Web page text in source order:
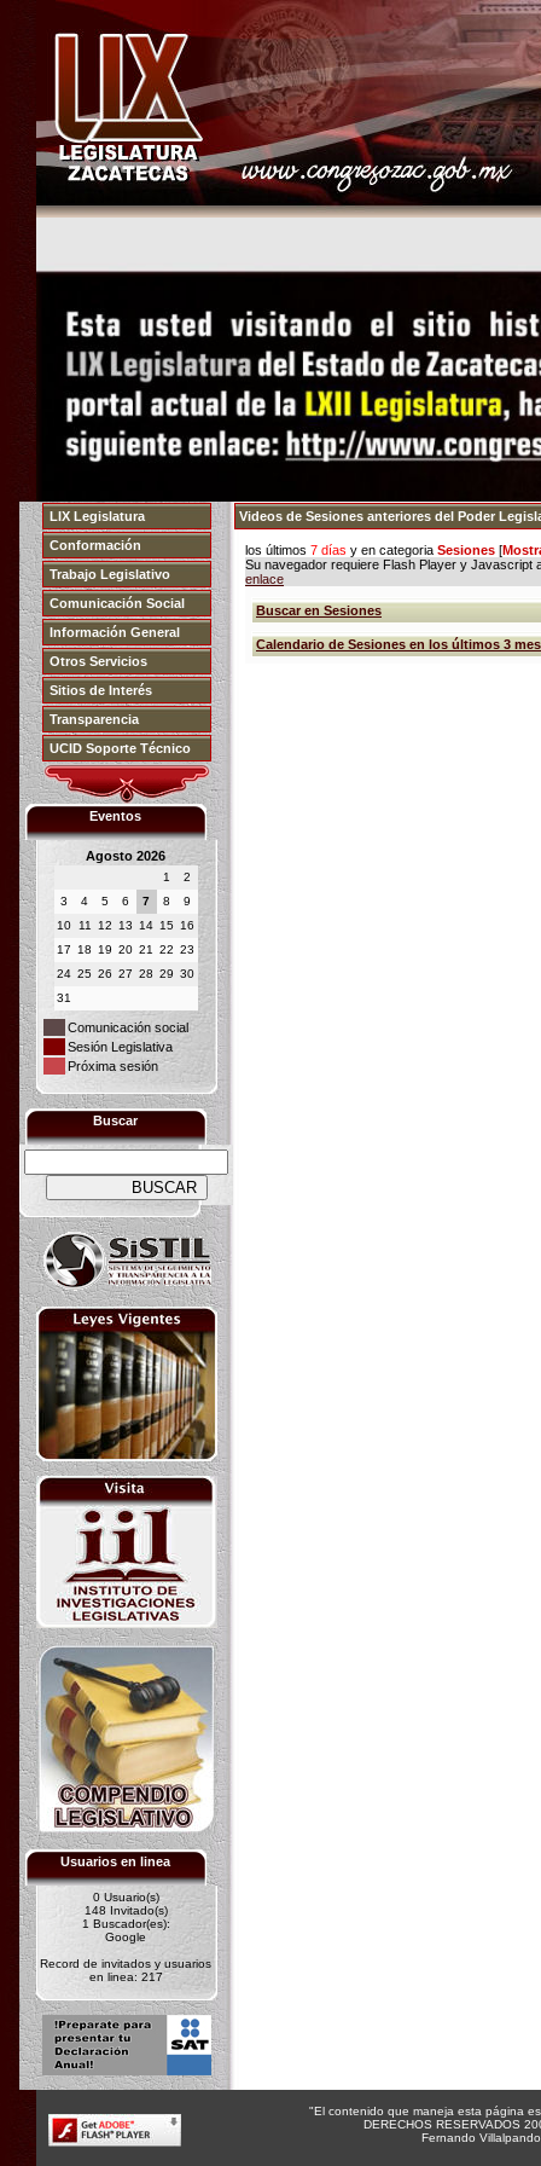
LIX Legislatura
Conformación
Trabajo Legislativo
Comunicación Social
Información General
Otros Servicios
Sitios de Interés
Transparencia
UCID Soporte Técnico
Eventos
Agosto 2026
1
2
3
4 5 6 7 8
9
10
11 12 13 14 15 16
17
18 19 20 21 22 23
24 25 26 27 28 29 30
31
Comunicación social
Sesión Legislativa
Próxima sesión
Buscar
Usuarios en linea
0 Usuario(s)
148 Invitado(s)
1 Buscador(es):
Google
Record de invitados y usuarios
en linea: 217
Videos de Sesiones anteriores del Poder
los últimos 7 días y en categoria Sesiones [
Su navegador requiere Flash Player y Javascript
enlace
Buscar en Sesiones
Calendario de Sesiones en los últimos 3
"El contenido que maneja esta página
DERECHOS RESERVADOS
Fernando